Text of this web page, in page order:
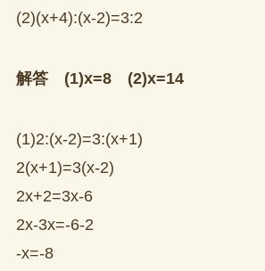
(2)(x+4):(x-2)=3:2
解答 (1)x=8 (2)x=14
(1)2:(x-2)=3:(x+1)
2(x+1)=3(x-2)
2x+2=3x-6
2x-3x=-6-2
-x=-8